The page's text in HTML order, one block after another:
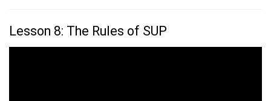
Lesson 8: The Rules of SUP